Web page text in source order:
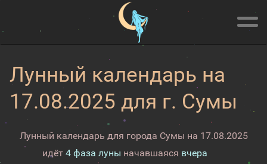
Лунный календарь на
17.08.2025 для г. Сумы
Лунный календарь для города Сумы на 17.08.2025
идёт 4 фаза луны начавшаяся вчера